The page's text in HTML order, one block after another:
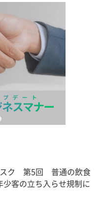
スク 第5回 普通の飲食
客の立ち入らせ規制に